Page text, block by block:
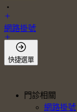
・
網路掛號
會員登入
快捷選單
門診相關
網路掛號